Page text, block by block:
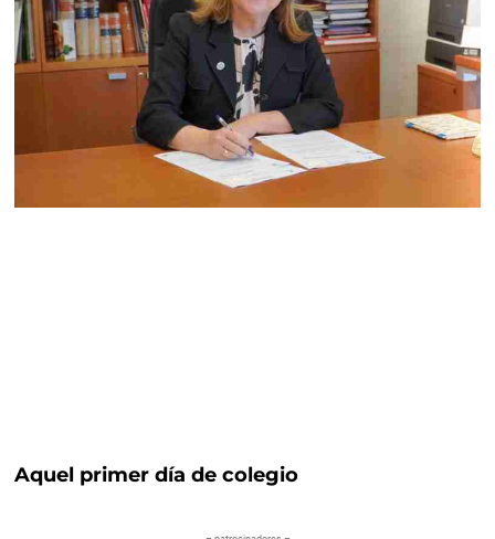
Aquel primer día de colegio